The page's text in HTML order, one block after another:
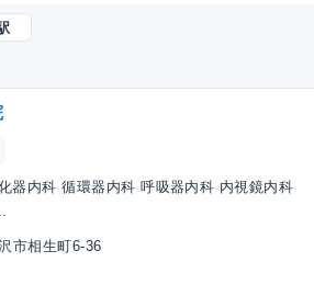
器内科 循環器内科 呼吸器内科 内視鏡内科
市相生町6-36